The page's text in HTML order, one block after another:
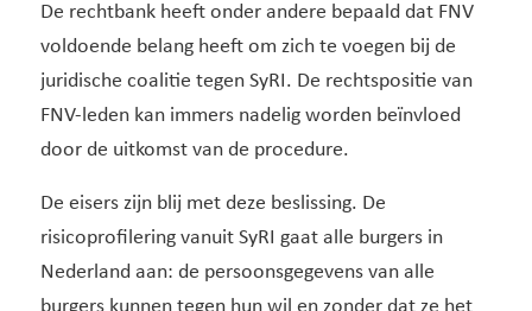
De rechtbank heeft onder andere bepaald dat FNV
voldoende belang heeft om zich te voegen bij de
juridische coalitie tegen SyRI. De rechtspositie van
FNV-leden kan immers nadelig worden beïnvloed
door de uitkomst van de procedure.
De eisers zijn blij met deze beslissing. De
risicoprofilering vanuit SyRI gaat alle burgers in
Nederland aan: de persoonsgegevens van alle